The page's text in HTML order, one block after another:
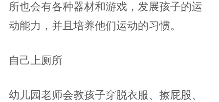
所也会有各种器材和游戏，发展孩子的运
动能力，并且培养他们运动的习惯。
自己上厕所
幼儿园老师会教孩子穿脱衣服、擦屁股、